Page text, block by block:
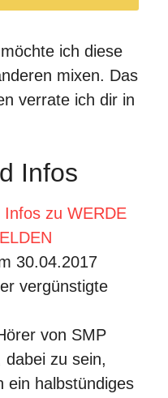
ich diese
mixen. Das
verrate ich dir in
Infos
zu WERDE
30.04.2017
vergünstigte
von SMP
zu sein,
ein halbstündiges